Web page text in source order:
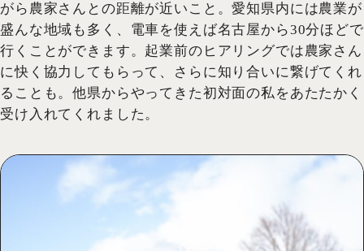
がら農家さんとの距離が近いこと。愛知県内には農業が
盛んな地域も多く、電車を使えば名古屋から30分ほどで
行くことができます。起業前のヒアリングでは農家さん
に快く協力してもらって、さらに知り合いに繋げてくれ
ることも。他県からやってきた初対面の私をあたたかく
受け入れてくれました。